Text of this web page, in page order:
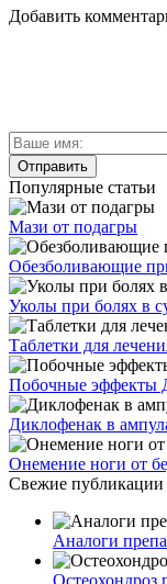
Добавить
Популярные статьи
Мази от подагры
Обезболивающие
Уколы при болях в
Таблетки для
Побочные эффекты
Диклофенак в
Онемение ноги от
Свежие публикации
Аналоги